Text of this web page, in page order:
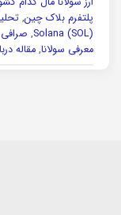
پلتفرم بلاک چین,
Solana (SOL)
, صرافی
معرفی سولانا, مقاله